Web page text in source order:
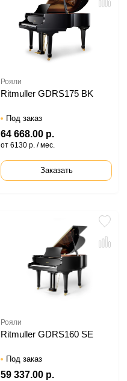
Рояли
Ritmuller GDRS175 BK
Под заказ
64 668.00 р.
от 6130 р. / мес.
Заказать
Рояли
Ritmuller GDRS160 SE
Под заказ
59 337.00 р.